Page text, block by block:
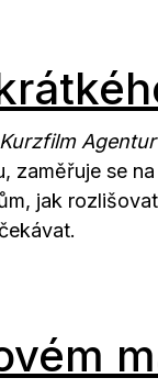
Kurzfilm
zaměřuje se
jak